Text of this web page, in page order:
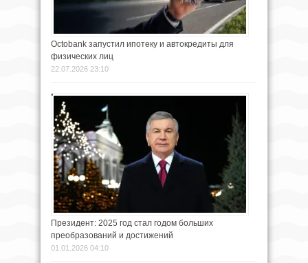
Octobank запустил ипотеку и автокредиты для
физических лиц
22.07.2026 23:10
Президент: 2025 год стал годом больших
преобразований и достижений
01.01.2026 04:10